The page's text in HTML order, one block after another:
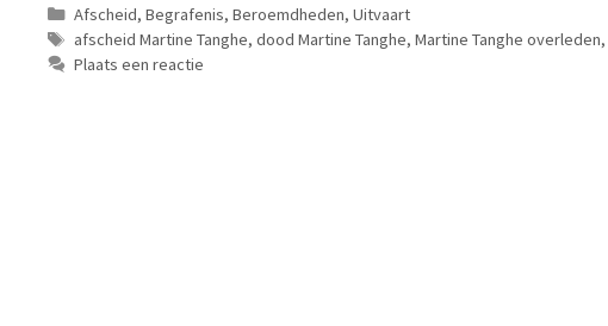
Categorieën
Afscheid, Begrafenis, Beroemdheden, Uitvaart
Tags
afscheid Martine Tanghe, dood Martine Tanghe, Martine Tanghe overleden,
Plaats een reactie